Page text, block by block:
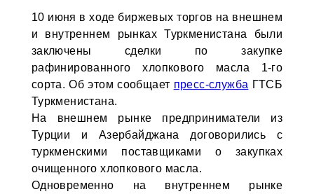
10 июня в ходе биржевых торгов на внешнем
и внутреннем рынках Туркменистана были
заключены сделки по закупке
рафинированного хлопкового масла 1-го
сорта. Об этом сообщает пресс-служба ГТСБ
Туркменистана.
На внешнем рынке предприниматели из
Турции и Азербайджана договорились с
туркменскими поставщиками о закупках
очищенного хлопкового масла.
Одновременно на внутреннем рынке